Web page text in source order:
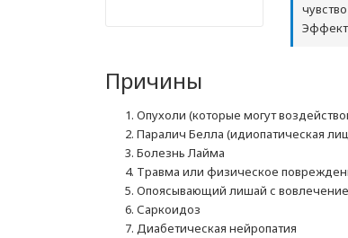
Причины
Опухоли (которые могут
Паралич Белла (идиопатическая
Болезнь Лайма
Травма или физическое
Опоясывающий лишай с
Саркоидоз
Диабетическая нейропатия